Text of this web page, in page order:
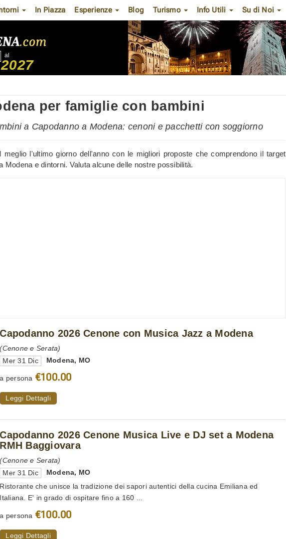
In Piazza Esperienze Blog Turismo Info Utili Su di Noi
al
2027
per famiglie con bambini
a Capodanno a Modena: cenoni e pacchetti con soggiorno
l'ultimo giorno dell'anno con le migliori proposte che comprendono il target
Modena e dintorni. Valuta alcune delle nostre possibilità.
Capodanno 2026 Cenone con Musica Jazz a Modena
(Cenone e Serata)
Mer 31 Dic
Modena, MO
a persona €100.00
Leggi Dettagli
Capodanno 2026 Cenone Musica Live e DJ set a Modena
RMH Baggiovara
(Cenone e Serata)
Mer 31 Dic
Modena, MO
Ristorante che unisce la tradizione dei sapori autentici della cucina Emiliana ed
Italiana. E' in grado di ospitare fino a 160 ...
a persona €100.00
Leggi Dettagli